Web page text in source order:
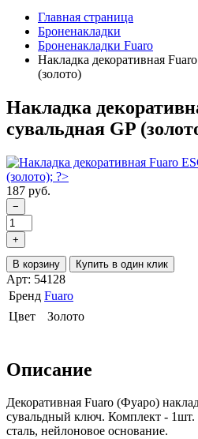
Главная страница
Броненакладки
Броненакладки Fuaro
Накладка декоративная
(золото)
Накладка
сувальдная GP
187 руб.
−
+
В корзину Купить в один клик
Арт: 54128
Бренд Fuaro
Цвет
Золото
Описание
Декоративная Fuaro (Фуаро)
сувальдный ключ. Комплект - 1шт.
сталь, нейлоновое основание.